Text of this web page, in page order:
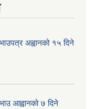
अह्वानको १५ दिने
आह्वानको ७ दिने